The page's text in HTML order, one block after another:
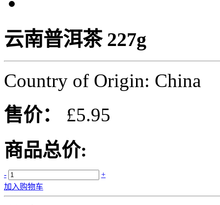
云南普洱茶 227g
Country of Origin: China
售价：
£5.95
商品总价:
-
+
加入购物车